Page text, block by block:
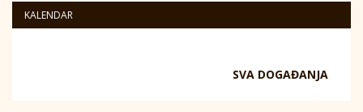
KALENDAR
SVA DOGAĐANJA